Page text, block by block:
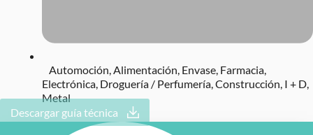
Automoción Alimentación Envase Farmacia
Electrónica Droguería / Perfumería Construcción I + D
Metal
Descargar guía técnica